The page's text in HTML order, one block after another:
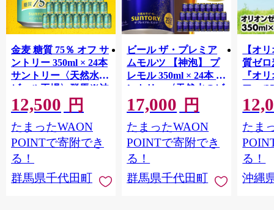
金麦 糖質 75％ オフ サ
ントリー 350ml × 24本
サントリー〈天然水の
ビール工場〉群馬※沖
縄・離島地域へのお届
け不可
12,500 円
たまったWAON
POINTで寄附でき
る！
群馬県千代田町
ビール ザ・プレミア
ムモルツ 【神泡】 プ
レモル 350ml × 24本 サ
ントリー〈天然水のビ
ール工場〉群馬※沖
縄・離島地域へのお届
け不可
17,000 円
たまったWAON
POINTで寄附でき
る！
群馬県千代田町
【オ
質ゼロ
『オ
フ』
泡酒
1ケー
ロ ゼ
麦芽3
化し
すめ
重瀬
たま
る！
沖縄